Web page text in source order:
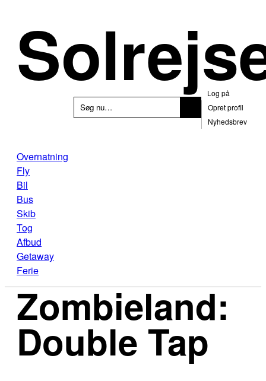
Log på
Opret profil
Nyhedsbrev
Overnatning
Fly
Bil
Bus
Skib
Tog
Afbud
Getaway
Ferie
Zombieland:
Double Tap